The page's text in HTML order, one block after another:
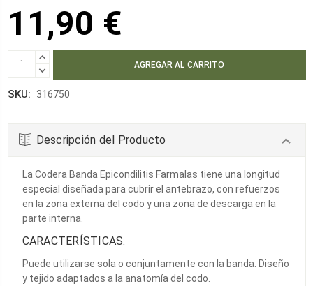
11,90 €
AUMENTAR
CANTIDAD:
DISMINUIR
SKU: 316750
Descripción del Producto
La Codera Banda Epicondilitis Farmalas tiene una longitud
especial diseñada para cubrir el antebrazo, con refuerzos
en la zona externa del codo y una zona de descarga en la
parte interna.
CARACTERÍSTICAS:
Puede utilizarse sola o conjuntamente con la banda. Diseño
y tejido adaptados a la anatomía del codo.